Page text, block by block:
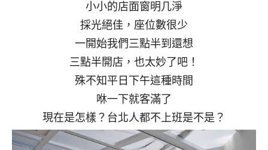
小小的店面窗明几淨
採光絕佳，座位數很少
一開始我們三點半到還想
三點半開店，也太妙了吧！
殊不知平日下午這種時間
咻一下就客滿了
現在是怎樣？台北人都不上班是不是？